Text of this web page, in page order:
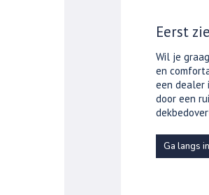
Eerst
Wil je
en
een dealer
door een
Ga langs